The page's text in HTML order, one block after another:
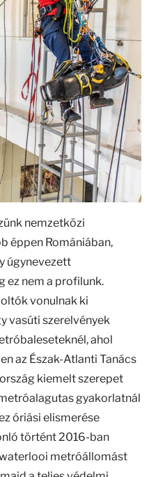
nemzetközi
éppen Romániában,
úgynevezett
ez nem a profilunk.
vonulnak ki
vasúti szerelvények
ahol
az Észak-Atlanti Tanács
kiemelt szerepet
gyakorlatnál
óriási elismerése
történt 2016-ban
metróállomást